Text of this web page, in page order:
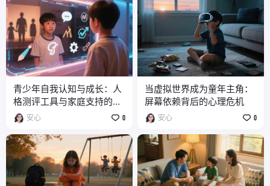
青少年自我认知与成长：人
格测评工具与家庭支持的力
量 安心 0
当虚拟世界成为童年主角：
屏幕依赖背后的心理危机
安心 0